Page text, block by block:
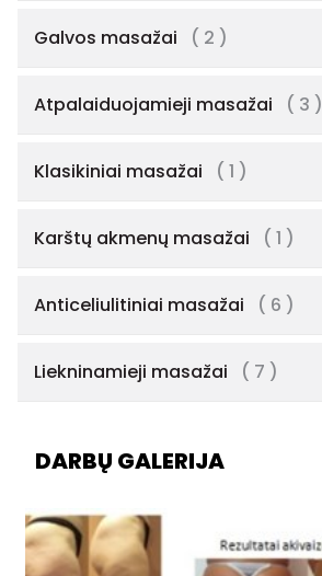
Galvos masažai ( 2 )
Atpalaiduojamieji masažai ( 3 )
Klasikiniai masažai ( 1 )
Karštų akmenų masažai ( 1 )
Anticeliulitiniai masažai ( 6 )
Liekninamieji masažai ( 7 )
DARBŲ GALERIJA